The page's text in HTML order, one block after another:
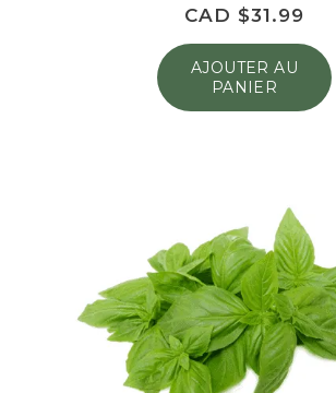
CAD $31.99
AJOUTER AU
PANIER